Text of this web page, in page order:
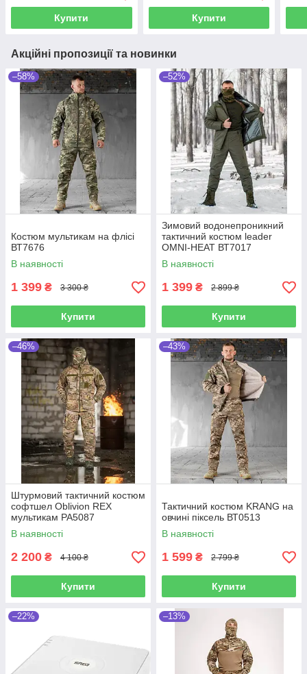
Купити Купити
Акційні пропозиції та новинки
–58%
Костюм мультикам на флісі
ВТ7676
В наявності
1 399 ₴ 3 300 ₴
Купити
–52%
Зимовий водонепроникний
тактичний костюм leader
OMNI-HEAT ВТ7017
В наявності
1 399 ₴ 2 899 ₴
Купити
–46%
Штурмовий тактичний костюм
софтшел Oblivion REX
мультикам РА5087
В наявності
2 200 ₴ 4 100 ₴
Купити
–43%
Тактичний костюм KRANG на
овчині піксель ВТ0513
В наявності
1 599 ₴ 2 799 ₴
Купити
–22% –13%